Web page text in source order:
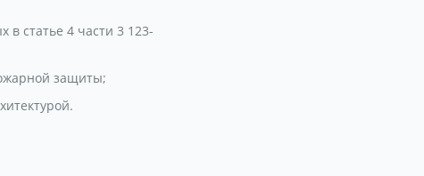
в статье 4 части 3 123-
защиты;